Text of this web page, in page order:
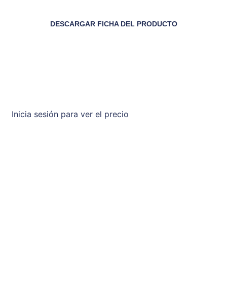
DESCARGAR FICHA DEL PRODUCTO
Inicia sesión para ver el precio